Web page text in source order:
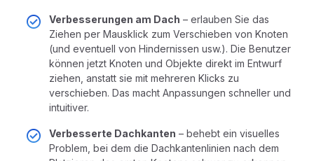
Verbesserungen am Dach – erlauben Sie das
Ziehen per Mausklick zum Verschieben von Knoten
(und eventuell von Hindernissen usw.). Die Benutzer
können jetzt Knoten und Objekte direkt im Entwurf
ziehen, anstatt sie mit mehreren Klicks zu
verschieben. Das macht Anpassungen schneller und
intuitiver.
Verbesserte Dachkanten – behebt ein visuelles
Problem, bei dem die Dachkantenlinien nach dem